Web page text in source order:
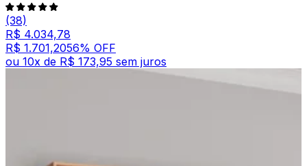
(38)
R$ 4.034,78
R$ 1.701,2056% OFF
ou 10x de R$ 173,95 sem juros